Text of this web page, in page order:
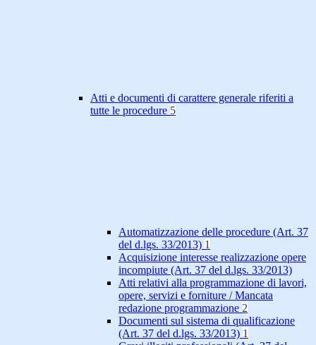
Atti e documenti di carattere generale riferiti a
tutte le procedure 5
Automatizzazione delle procedure (Art. 37
del d.lgs. 33/2013) 1
Acquisizione interesse realizzazione opere
incompiute (Art. 37 del d.lgs. 33/2013)
Atti relativi alla programmazione di lavori,
opere, servizi e forniture / Mancata
redazione programmazione 2
Documenti sul sistema di qualificazione
(Art. 37 del d.lgs. 33/2013) 1